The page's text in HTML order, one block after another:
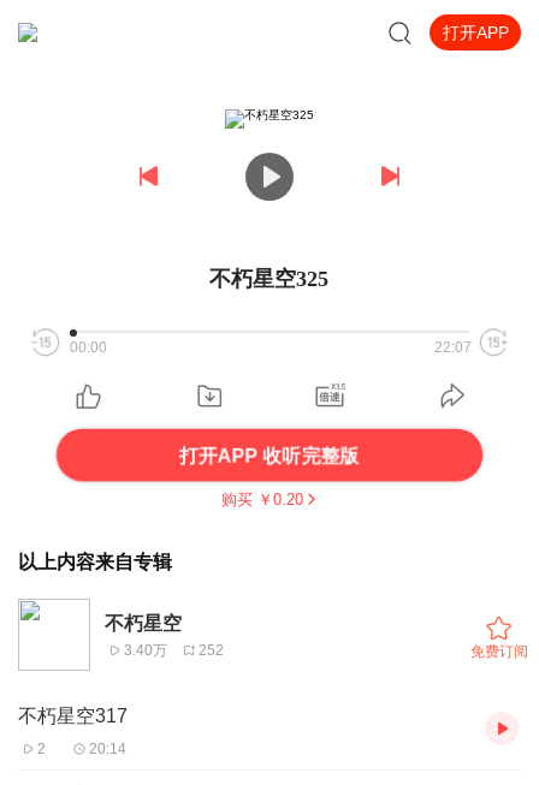
打开APP
不朽星空325
00:00 22:07
打开APP 收听完整版
购买 ￥ 0.20
以上内容来自专辑
不朽星空
3.40万 252 免费订阅
不朽星空317
2 20:14